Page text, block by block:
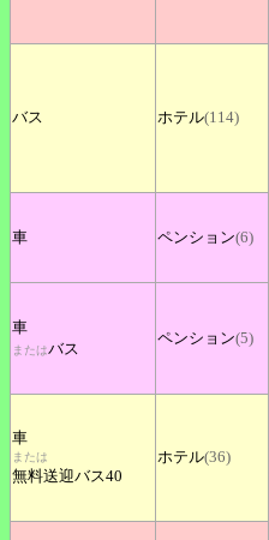
バス ホテル(114)
車 ペンション(6)
車
またはバス
ペンション(5)
車
または
無料送迎バス40
ホテル(36)